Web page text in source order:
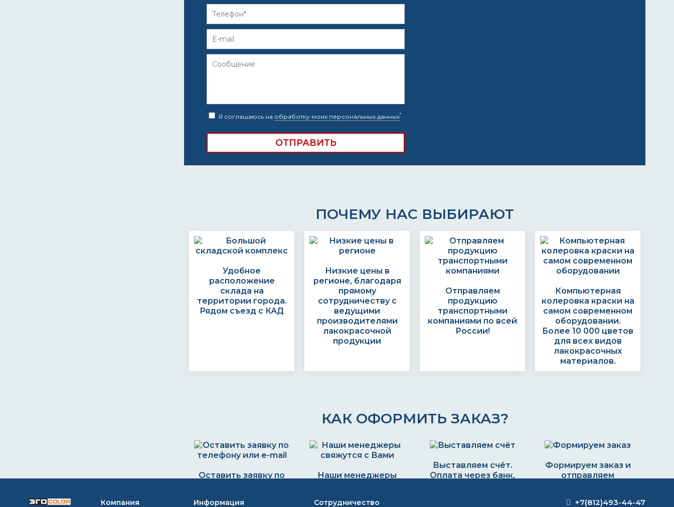
Я соглашаюсь на обработку моих персональных данных*
ПОЧЕМУ НАС ВЫБИРАЮТ
Удобное
расположение
склада на
территории города.
Рядом съезд с КАД
Низкие цены в
регионе, благодаря
прямому
сотрудничеству с
ведущими
производителями
лакокрасочной
продукции
Отправляем
продукцию
транспортными
компаниями по всей
России!
Компьютерная
колеровка краски на
самом современном
оборудовании.
Более 10 000 цветов
для всех видов
лакокрасочных
материалов.
КАК ОФОРМИТЬ ЗАКАЗ?
Оставить заявку по
Наши менеджеры
Выставляем счёт.
Оплата через банк,
Формируем заказ и
отправляем
Компания Информация Сотрудничество +7(812)493-44-47